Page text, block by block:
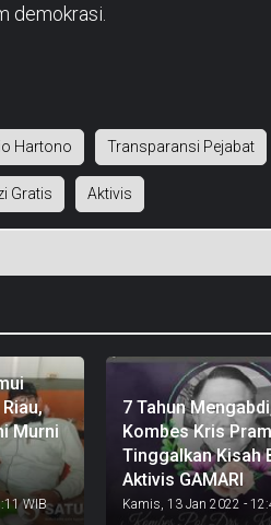
demokrasi.
Hartono Transparansi Pejabat
Gratis Aktivis
Murni
WIB
7 Tahun
Kombes Kris
Tinggalkan Kisah
Aktivis GAMARI
Kamis, 13 Jan 2022 -